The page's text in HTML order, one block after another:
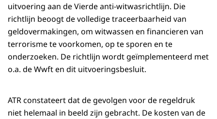
uitvoering aan de Vierde anti-witwasrichtlijn. Die
richtlijn beoogt de volledige traceerbaarheid van
geldovermakingen, om witwassen en financieren van
terrorisme te voorkomen, op te sporen en te
onderzoeken. De richtlijn wordt geïmplementeerd met
o.a. de Wwft en dit uitvoeringsbesluit.
ATR constateert dat de gevolgen voor de regeldruk
niet helemaal in beeld zijn gebracht. De kosten van de